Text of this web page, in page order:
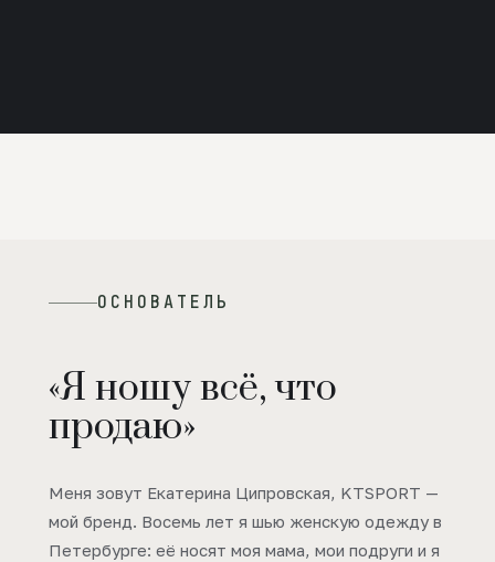
ОСНОВАТЕЛЬ
«Я ношу всё, что
продаю»
Меня зовут Екатерина Ципровская, KTSPORT —
мой бренд. Восемь лет я шью женскую одежду в
Петербурге: её носят моя мама, мои подруги и я